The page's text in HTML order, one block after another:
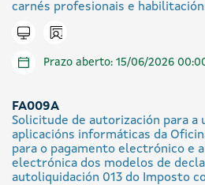
carnés profesionais e
Tramitar en liña
Icono presencial
Prazo aberto: 15/06/2026
FA009A
Solicitude de autorización para a
aplicacións informáticas da
para o pagamento electrónico e
electrónica dos modelos de
autoliquidación 013 do Imposto